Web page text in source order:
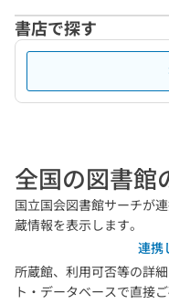
書店で探す
全国の図書館
国立国会図書館サーチが
蔵情報を表示します。
連携
所蔵館、利用可否等の詳
ト・データベースで直接